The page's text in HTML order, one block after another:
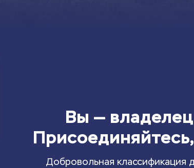
Вы —
Добровольная классификация